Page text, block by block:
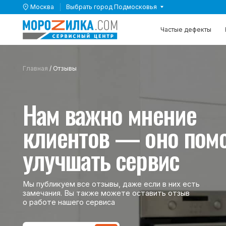
Выбрать город Подмосковья
Каталог
Частые дефекты
Нам важно мнение
клиентов — оно помогает
улучшать сервис
Мы публикуем все отзывы, даже если в них есть
замечания. Вы также можете оставить отзыв
о работе нашего сервиса
Выбрать город Подмосковья
Москва
Каталог
Частые дефекты